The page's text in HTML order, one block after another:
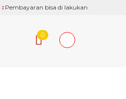
bisa di lakukan via transfer
0